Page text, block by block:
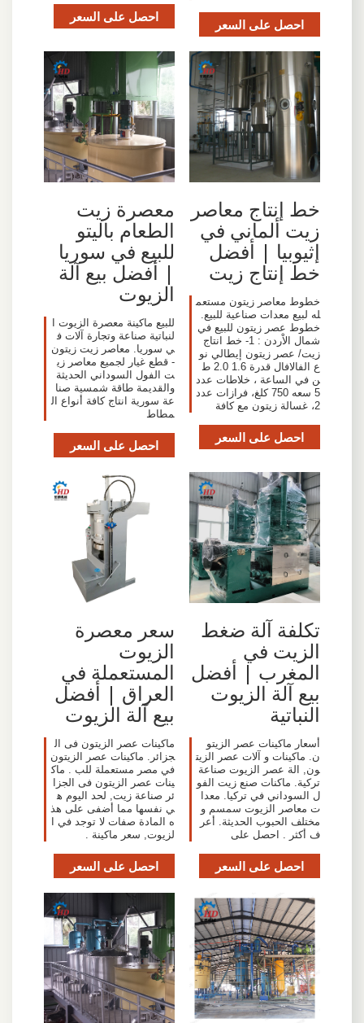
احصل على السعر احصل على السعر
خط إنتاج معاصر
زيت ألماني في
إثيوبيا | أفضل
خط إنتاج زيت
خطوط معاصر زيتون مستعم
له لبيع معدات صناعية للبيع.
خطوط عصر زيتون للبيع في
شمال الاْردن : 1- خط انتاج
زيت/ عصر زيتون إيطالي نو
ع الفالافال قدرة 1.6 2.0 ط
ن في الساعة ، خلاطات عدد
5 سعه 750 كلغ، فرازات عدد
2، غسالة زيتون مع كافة
احصل على السعر
معصرة زيت
الطعام باليتو
للبيع في سوريا
| أفضل بيع آلة
الزيوت
للبيع ماكينة معصرة الزيوت ا
لنباتية صناعة وتجارة آلات ف
ي سوريا. معاصر زيت زيتون
- قطع غيار لجميع معاصر زي
ت الفول السوداني الحديثة
والقديمة طاقة شمسية صنا
عة سورية انتاج كافة أنواع ال
مطاط
احصل على السعر
تكلفة آلة ضغط
الزيت في
المغرب | أفضل
بيع آلة الزيوت
النباتية
أسعار ماكينات عصر الزيتو
ن. ماكينات و آلات عصر الزيت
ون, الة عصر الزيوت صناعة
تركية. ماكنات صنع زيت الفو
ل السوداني في تركيا. معدا
ت معاصر الزيوت سمسم و
مختلف الحبوب الحديثة. أعر
ف أكثر . احصل على
احصل على السعر
سعر معصرة
الزيوت
المستعملة في
العراق | أفضل
بيع آلة الزيوت
ماكينات عصر الزيتون فى ال
جزائر. ماكينات عصر الزيتون
في مصر مستعملة للب . ماك
ينات عصر الزيتون فى الجزا
ئر صناعة زيت, لحد اليوم ه
ي نفسها مما أضفى على هذ
ه المادة صفات لا توجد في ا
لزيوت, سعر ماكينة .
احصل على السعر